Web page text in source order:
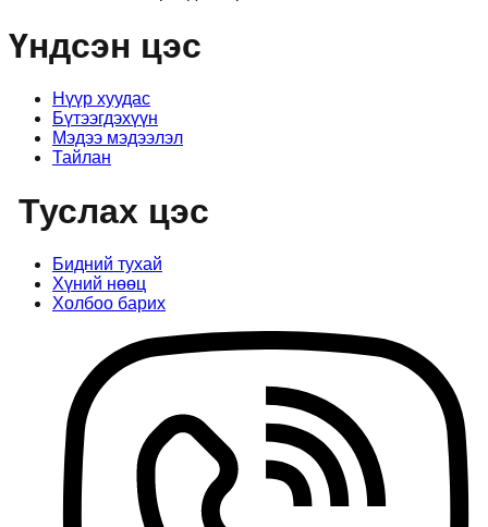
Үндсэн цэс
Нүүр хуудас
Бүтээгдэхүүн
Мэдээ мэдээлэл
Тайлан
Туслах цэс
Бидний тухай
Хүний нөөц
Холбоо барих